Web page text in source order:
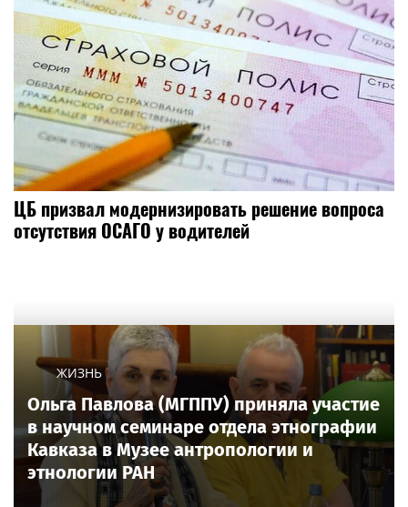
ЦБ призвал модернизировать решение вопроса
отсутствия ОСАГО у водителей
ЖИЗНЬ
Ольга Павлова (МГППУ) приняла участие
в научном семинаре отдела этнографии
Кавказа в Музее антропологии и
этнологии РАН